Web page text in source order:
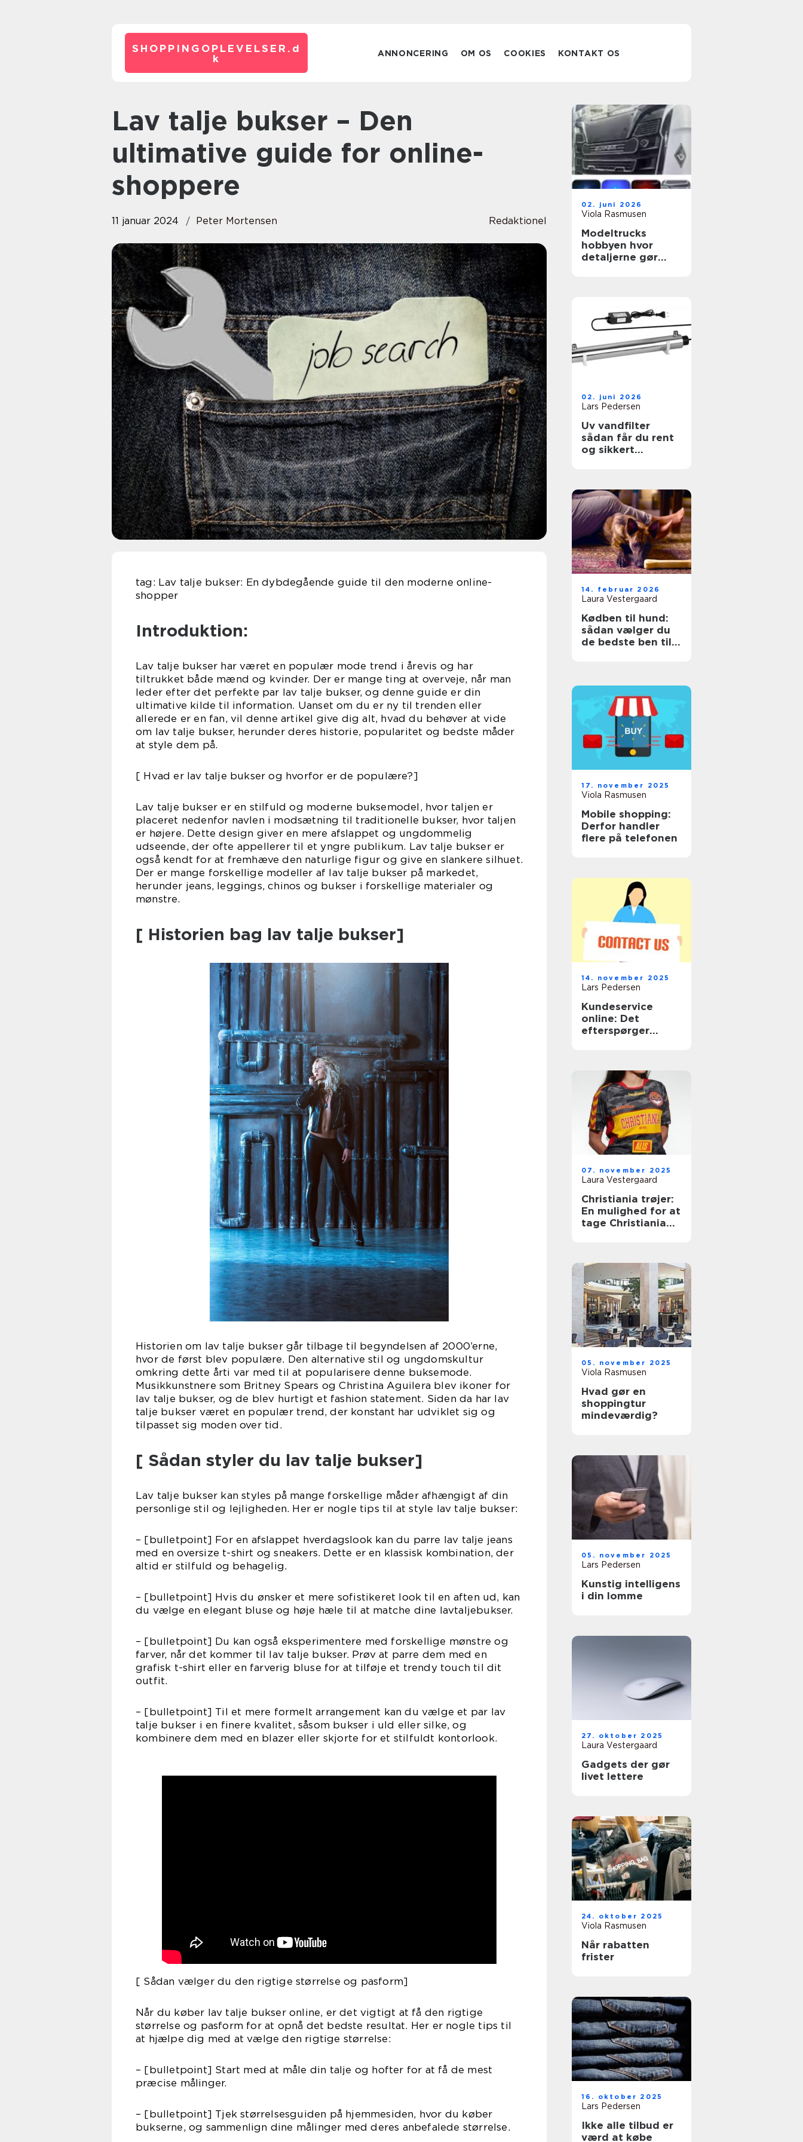
SHOPPINGOPLEVELSER. d
k
ANNONCERING OM OS COOKIES KONTAKT OS
Lav talje bukser – Den
ultimative guide for online-
shoppere
11 januar 2024 Peter Mortensen Redaktionel
tag: Lav talje bukser: En dybdegående guide til den moderne online-
shopper
Introduktion:
Lav talje bukser har været en populær mode trend i årevis og har
tiltrukket både mænd og kvinder. Der er mange ting at overveje, når man
leder efter det perfekte par lav talje bukser, og denne guide er din
ultimative kilde til information. Uanset om du er ny til trenden eller
allerede er en fan, vil denne artikel give dig alt, hvad du behøver at vide
om lav talje bukser, herunder deres historie, popularitet og bedste måder
at style dem på.
[ Hvad er lav talje bukser og hvorfor er de populære?]
Lav talje bukser er en stilfuld og moderne buksemodel, hvor taljen er
placeret nedenfor navlen i modsætning til traditionelle bukser, hvor taljen
er højere. Dette design giver en mere afslappet og ungdommelig
udseende, der ofte appellerer til et yngre publikum. Lav talje bukser er
også kendt for at fremhæve den naturlige figur og give en slankere silhuet.
Der er mange forskellige modeller af lav talje bukser på markedet,
herunder jeans, leggings, chinos og bukser i forskellige materialer og
mønstre.
[ Historien bag lav talje bukser]
Historien om lav talje bukser går tilbage til begyndelsen af 2000’erne,
hvor de først blev populære. Den alternative stil og ungdomskultur
omkring dette årti var med til at popularisere denne buksemode.
Musikkunstnere som Britney Spears og Christina Aguilera blev ikoner for
lav talje bukser, og de blev hurtigt et fashion statement. Siden da har lav
talje bukser været en populær trend, der konstant har udviklet sig og
tilpasset sig moden over tid.
[ Sådan styler du lav talje bukser]
Lav talje bukser kan styles på mange forskellige måder afhængigt af din
personlige stil og lejligheden. Her er nogle tips til at style lav talje bukser:
– [bulletpoint] For en afslappet hverdagslook kan du parre lav talje jeans
med en oversize t-shirt og sneakers. Dette er en klassisk kombination, der
altid er stilfuld og behagelig.
– [bulletpoint] Hvis du ønsker et mere sofistikeret look til en aften ud, kan
du vælge en elegant bluse og høje hæle til at matche dine lavtaljebukser.
– [bulletpoint] Du kan også eksperimentere med forskellige mønstre og
farver, når det kommer til lav talje bukser. Prøv at parre dem med en
grafisk t-shirt eller en farverig bluse for at tilføje et trendy touch til dit
outfit.
– [bulletpoint] Til et mere formelt arrangement kan du vælge et par lav
talje bukser i en finere kvalitet, såsom bukser i uld eller silke, og
kombinere dem med en blazer eller skjorte for et stilfuldt kontorlook.
[ Sådan vælger du den rigtige størrelse og pasform]
Når du køber lav talje bukser online, er det vigtigt at få den rigtige
størrelse og pasform for at opnå det bedste resultat. Her er nogle tips til
at hjælpe dig med at vælge den rigtige størrelse:
– [bulletpoint] Start med at måle din talje og hofter for at få de mest
præcise målinger.
– [bulletpoint] Tjek størrelsesguiden på hjemmesiden, hvor du køber
bukserne, og sammenlign dine målinger med deres anbefalede størrelse.
02. juni 2026
Viola Rasmusen
Modeltrucks
hobbyen hvor
detaljerne gør
02. juni 2026
Lars Pedersen
Uv vandfilter
sådan får du rent
og sikkert
14. februar 2026
Laura Vestergaard
Kødben til hund:
sådan vælger du
de bedste ben til
17. november 2025
Viola Rasmusen
Mobile shopping:
Derfor handler
flere på telefonen
14. november 2025
Lars Pedersen
Kundeservice
online: Det
efterspørger
07. november 2025
Laura Vestergaard
Christiania trøjer:
En mulighed for at
tage Christiania
05. november 2025
Viola Rasmusen
Hvad gør en
shoppingtur
mindeværdig?
05. november 2025
Lars Pedersen
Kunstig intelligens
i din lomme
27. oktober 2025
Laura Vestergaard
Gadgets der gør
livet lettere
24. oktober 2025
Viola Rasmusen
Når rabatten
frister
16. oktober 2025
Lars Pedersen
Ikke alle tilbud er
værd at købe